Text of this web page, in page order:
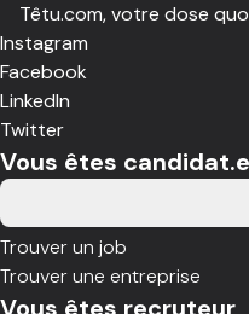
Têtu.com, votre dose
Instagram
Facebook
LinkedIn
Twitter
Vous êtes candidat.e
Trouver un job
Trouver une entreprise